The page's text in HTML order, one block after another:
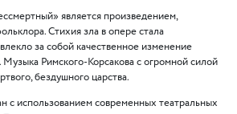
является произведением,
Стихия зла в опере стала
за собой качественное изменение
Музыка Римского-Корсакова с огромной силой
бездушного царства.
с использованием современных театральных